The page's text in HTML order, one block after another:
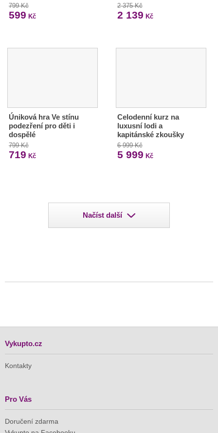
799 Kč
599 Kč
2 375 Kč
2 139 Kč
Úniková hra Ve stínu
podezření pro děti i
dospělé
799 Kč
719 Kč
Celodenní kurz na
luxusní lodi a
kapitánské zkoušky
6 999 Kč
5 999 Kč
Načíst další
Vykupto.cz
Kontakty
Pro Vás
Doručení zdarma